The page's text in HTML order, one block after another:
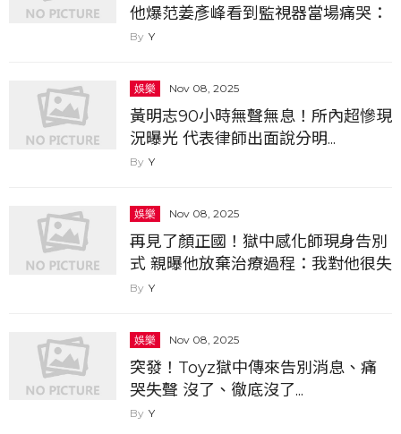
他爆范姜彥峰看到監視器當場痛哭：
好痛！
Y
娛樂 Nov 08, 2025
黃明志90小時無聲無息！所內超慘現
況曝光 代表律師出面說分明...
Y
娛樂 Nov 08, 2025
再見了顏正國！獄中感化師現身告別
式 親曝他放棄治療過程：我對他很失
望 Y
娛樂 Nov 08, 2025
突發！Toyz獄中傳來告別消息、痛
哭失聲 沒了、徹底沒了...
Y